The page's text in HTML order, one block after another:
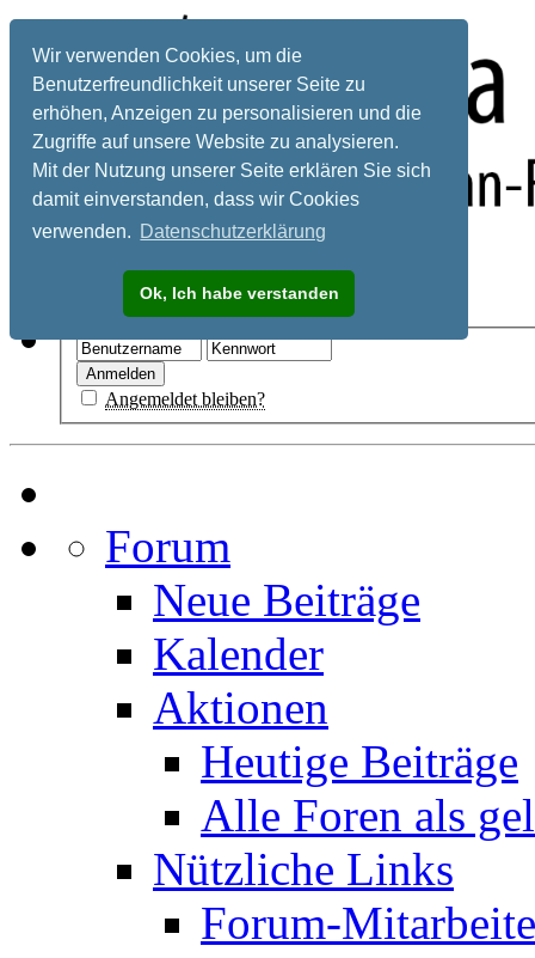
Wir verwenden Cookies, um die
Benutzerfreundlichkeit unserer Seite zu
erhöhen, Anzeigen zu personalisieren und die
Zugriffe auf unsere Website zu analysieren.
Mit der Nutzung unserer Seite erklären Sie sich
damit einverstanden, dass wir Cookies
verwenden. Datenschutzerklärung
Ok, Ich habe verstanden
Registrieren
Angemeldet bleiben?
Forum
Neue Beiträge
Kalender
Aktionen
Heutige Beiträge
Alle Foren als
Nützliche Links
Forum-